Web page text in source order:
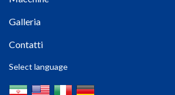
Galleria
Contatti
Select language